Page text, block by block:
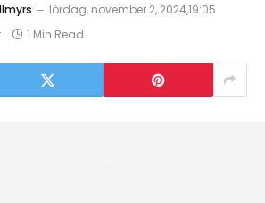
lördag, november 2, 2024,19:05
1 Min Read